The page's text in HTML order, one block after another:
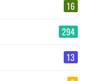
16
294
13